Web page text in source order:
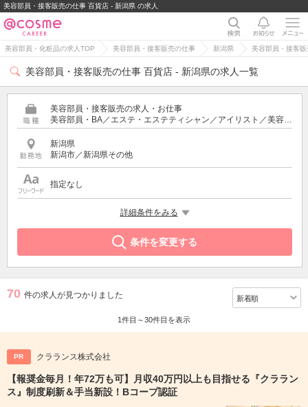
美容部員・接客販売の仕事 百貨店 - 新潟県 の求人
美容部員・化粧品の求人TOP 美容部員・接客販売の仕事 新潟県 美容部員・接客
美容部員・接客販売の仕事 百貨店 - 新潟県の求人一覧
美容部員・接客販売の求人・お仕事
美容部員・BA／エステ・エステティシャン／アイリスト／美容師／受付・フロント
新潟県
新潟市／新潟県その他
指定なし
詳細条件をみる
条件を変更する
70 件の求人が見つかりました
1件目～30件目を表示
PR クラランス株式会社
【報奨金毎月！年72万も可】月収40万円以上も目指せる『クララン
ス』制度刷新＆手当新設！Bコープ認証